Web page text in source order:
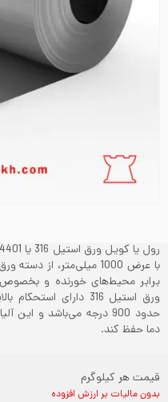
با عرض 1000 میلی‌متر،
برابر محیط‌های خورنده و
حدود 900 درجه می‌باشد و
دما حفظ کند.
قیمت هر کیلوگرم
بدون مالیات بر ارزش افزوده